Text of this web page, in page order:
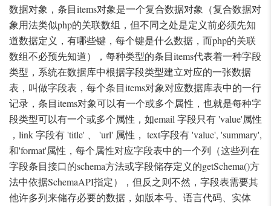
数据对象，条目items对象是一个复合数据对象（复合数据对
象用法类似php的关联数组，但不同之处是定义前必须先知
道数据定义，有哪些键，每个键是什么数据，而php的关联
数组不必预先知道），每种类型的条目items代表着一种字段
类型，系统在数据库中根据字段类型建立对应的一张数据
表，叫做字段表，每个条目items对象对应数据库表中的一行
记录，条目items对象可以有一个或多个属性，也就是每种字
段类型可以有一个或多个属性，如email 字段只有 'value'属性
，link 字段有 'title' 、 'url' 属性， text字段有 'value', 'summary',
和'format'属性，每个属性对应字段表中的一个列（这些列在
字段条目接口的schema方法或字段储存定义的getSchema()方
法中依据SchemaAPI指定），但反之则不然，字段表需要其
他许多列来储存必要的数据，如版本号、语言代码、实体